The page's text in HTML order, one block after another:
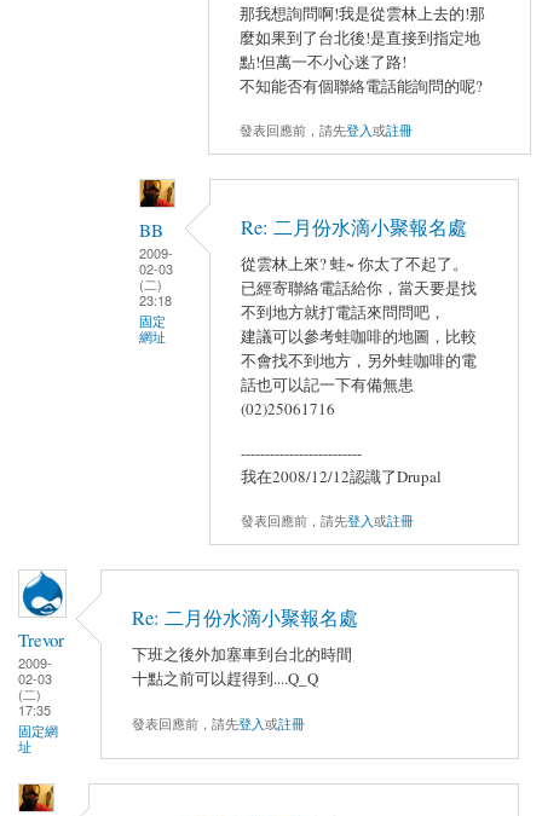
那我想詢問啊!我是從雲林上去的!那
麼如果到了台北後!是直接到指定地
點!但萬一不小心迷了路!
不知能否有個聯絡電話能詢問的呢?
發表回應前，請先登入或註冊
BB
2009-
02-03
(二)
23:18
固定
網址
Re: 二月份水滴小聚報名處
從雲林上來? 蛙~ 你太了不起了。
已經寄聯絡電話給你，當天要是找
不到地方就打電話來問問吧，
建議可以參考蛙咖啡的地圖，比較
不會找不到地方，另外蛙咖啡的電
話也可以記一下有備無患
(02)25061716
-------------------------
我在2008/12/12認識了Drupal
發表回應前，請先登入或註冊
Trevor
2009-
02-03
(二)
17:35
固定網
址
Re: 二月份水滴小聚報名處
下班之後外加塞車到台北的時間
十點之前可以趕得到....Q_Q
發表回應前，請先登入或註冊